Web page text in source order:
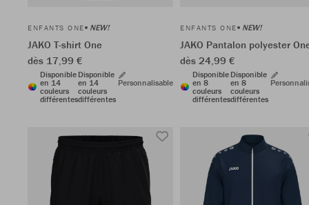
ENFANTS ONE NEW!
JAKO T-shirt One
dès 17,99 €
Disponible
en 14
couleurs
différentes
Disponible
en 14
couleurs
différentes
Personnalisable
ENFANTS ONE NEW!
JAKO Pantalon polyester
dès 24,99 €
Disponible
en 8
couleurs
différentes
Disponible
en 8
couleurs
différentes